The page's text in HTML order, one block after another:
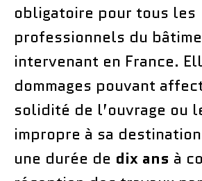
obligatoire pour tous les
professionnels du
intervenant en France.
dommages pouvant
solidité de l’ouvrage ou
impropre à sa
une durée de dix ans à